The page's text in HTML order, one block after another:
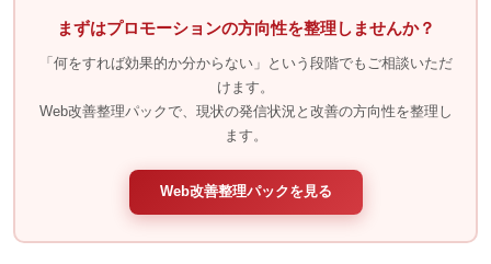
まずはプロモーションの方向性を整理しませんか？
「何をすれば効果的か分からない」という段階でもご相談いただ
けます。
Web改善整理パックで、現状の発信状況と改善の方向性を整理し
ます。
Web改善整理パックを見る